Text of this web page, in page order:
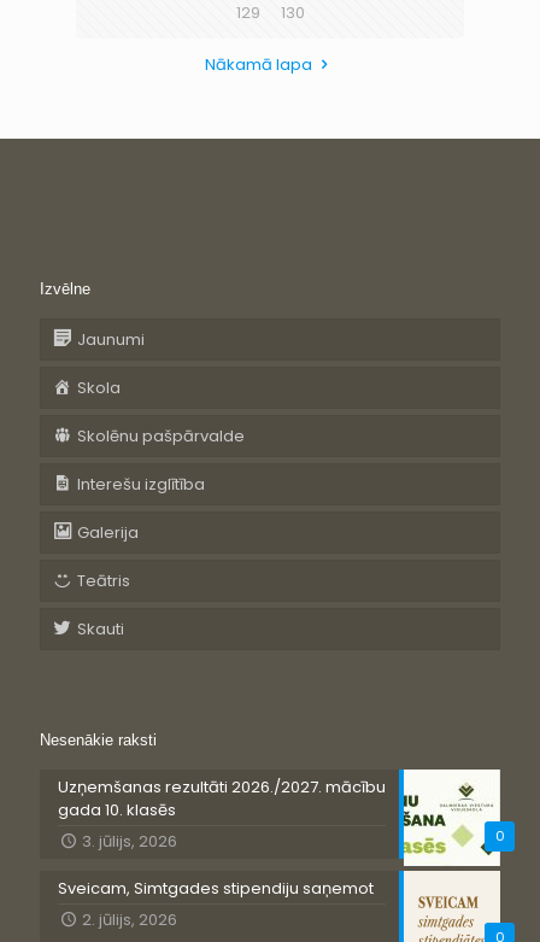
129
130
Nākamā lapa
Izvēlne
Jaunumi
Skola
Skolēnu pašpārvalde
Interešu izglītība
Galerija
Teātris
Skauti
Nesenākie raksti
0
Uzņemšanas rezultāti 2026./2027. mācību
gada 10. klasēs
3. jūlijs, 2026
0
Sveicam, Simtgades stipendiju saņemot
2. jūlijs, 2026